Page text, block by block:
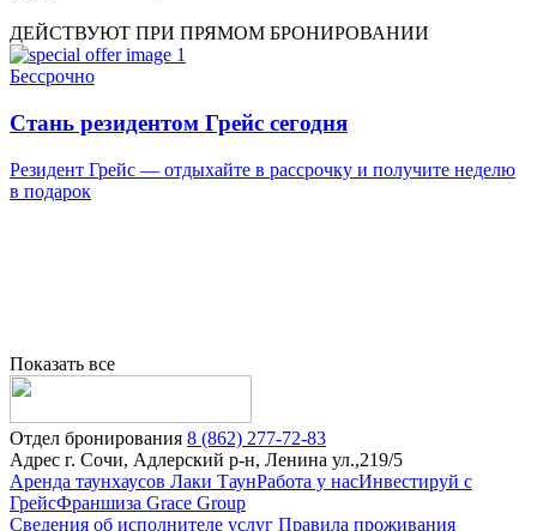
ДЕЙСТВУЮТ ПРИ ПРЯМОМ БРОНИРОВАНИИ
Бессрочно
Стань резидентом Грейс сегодня
Резидент Грейс — отдыхайте в рассрочку и получите неделю
в подарок
Показать все
Отдел бронирования 8 (862) 277-72-83
Адрес г. Сочи, Адлерский р-н, Ленина ул.,219/5
Аренда таунхаусов Лаки ТаунРабота у насИнвестируй с
ГрейсФраншиза Grace Group
Сведения об исполнителе услуг Правила проживания